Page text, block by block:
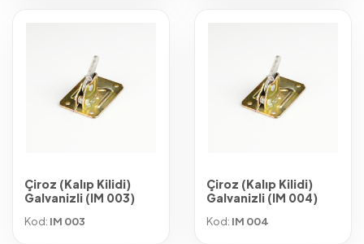
Çiroz (Kalıp Kilidi)
Galvanizli (IM 003)
Kod: IM 003
Çiroz (Kalıp Kilidi)
Galvanizli (IM 004)
Kod: IM 004